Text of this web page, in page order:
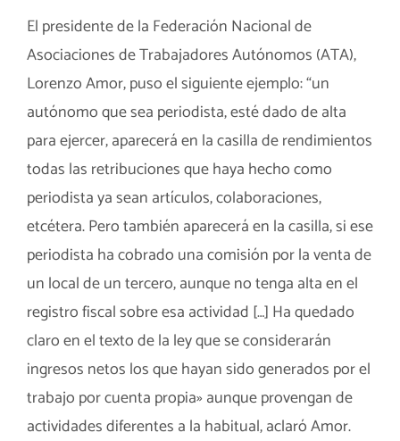
El presidente de la Federación Nacional de
Asociaciones de Trabajadores Autónomos (ATA),
Lorenzo Amor, puso el siguiente ejemplo: “un
autónomo que sea periodista, esté dado de alta
para ejercer, aparecerá en la casilla de rendimientos
todas las retribuciones que haya hecho como
periodista ya sean artículos, colaboraciones,
etcétera. Pero también aparecerá en la casilla, si ese
periodista ha cobrado una comisión por la venta de
un local de un tercero, aunque no tenga alta en el
registro fiscal sobre esa actividad […] Ha quedado
claro en el texto de la ley que se considerarán
ingresos netos los que hayan sido generados por el
trabajo por cuenta propia» aunque provengan de
actividades diferentes a la habitual, aclaró Amor.